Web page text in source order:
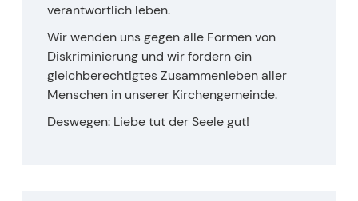
verantwortlich leben.
Wir wenden uns gegen alle Formen von
Diskriminierung und wir fördern ein
gleichberechtigtes Zusammenleben aller
Menschen in unserer Kirchengemeinde.
Deswegen: Liebe tut der Seele gut!